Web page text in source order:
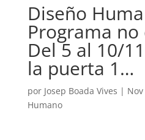
Diseño
Programa no
Del 5 al 10/
la puerta 1…
por Josep Boada Vives |
Humano